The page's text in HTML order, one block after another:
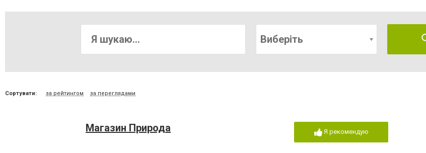
Виберіть
Сортувати: за рейтингом за переглядами
Магазин Природа Я рекомендую